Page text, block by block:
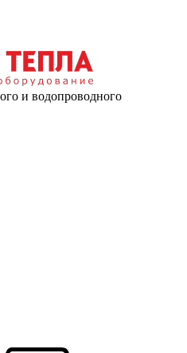
и водопроводного